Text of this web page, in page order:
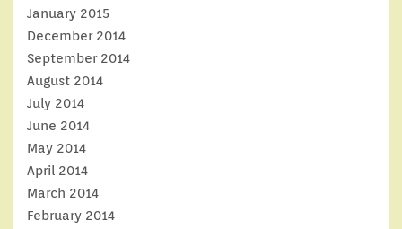
January 2015
December 2014
September 2014
August 2014
July 2014
June 2014
May 2014
April 2014
March 2014
February 2014